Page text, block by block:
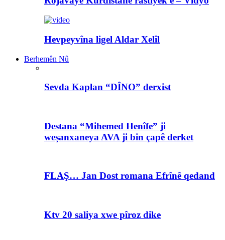
Hevpeyvîna ligel Aldar Xelîl
Berhemên Nû
Sevda Kaplan “DÎNO” derxist
Destana “Mihemed Henîfe” ji
weşanxaneya AVA ji bin çapê derket
FLAŞ… Jan Dost romana Efrînê qedand
Ktv 20 saliya xwe pîroz dike